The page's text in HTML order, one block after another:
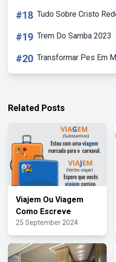
#18 Tudo Sobre Cristo
#19 Trem Do Samba 2023
#20 Transformar Pes Em
Related Posts
Viajem Ou Viagem
Como Escreve
25 September 2024